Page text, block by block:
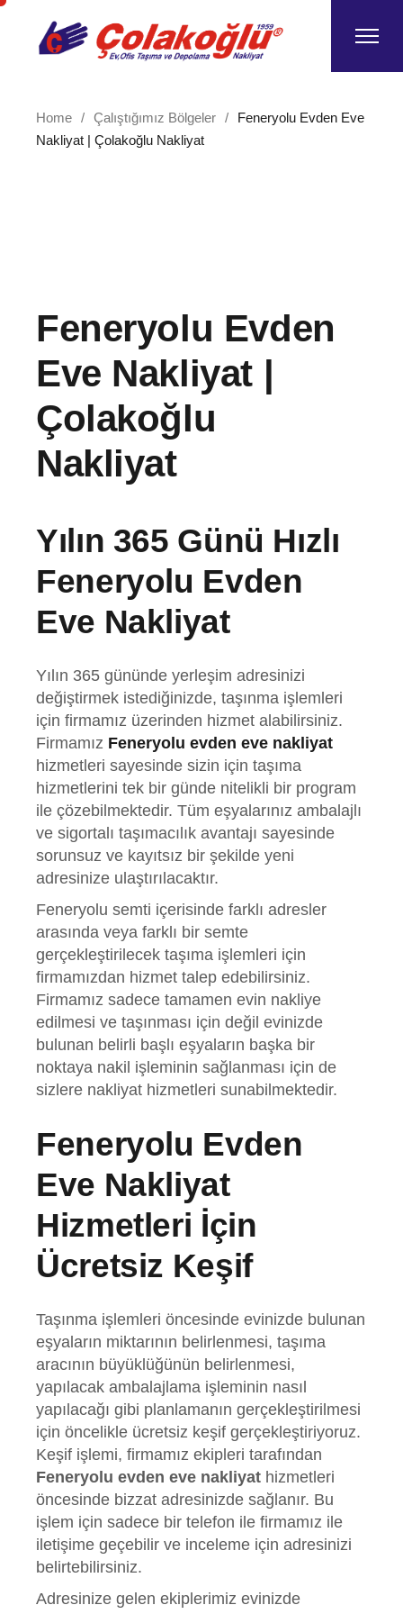
Skip
content
Home Çalıştığımız Bölgeler
Feneryolu Evden Eve
Nakliyat | Çolakoğlu Nakliyat
Feneryolu Evden
Eve Nakliyat |
Çolakoğlu
Nakliyat
Yılın 365 Günü Hızlı
Feneryolu Evden
Eve Nakliyat
Yılın 365 gününde yerleşim adresinizi
değiştirmek istediğinizde, taşınma işlemleri
için firmamız üzerinden hizmet alabilirsiniz.
Firmamız Feneryolu evden eve nakliyat
hizmetleri sayesinde sizin için taşıma
hizmetlerini tek bir günde nitelikli bir program
ile çözebilmektedir. Tüm eşyalarınız ambalajlı
ve sigortalı taşımacılık avantajı sayesinde
sorunsuz ve kayıtsız bir şekilde yeni
adresinize ulaştırılacaktır.
Feneryolu semti içerisinde farklı adresler
arasında veya farklı bir semte
gerçekleştirilecek taşıma işlemleri için
firmamızdan hizmet talep edebilirsiniz.
Firmamız sadece tamamen evin nakliye
edilmesi ve taşınması için değil evinizde
bulunan belirli başlı eşyaların başka bir
noktaya nakil işleminin sağlanması için de
sizlere nakliyat hizmetleri sunabilmektedir.
Feneryolu Evden
Eve Nakliyat
Hizmetleri İçin
Ücretsiz Keşif
Taşınma işlemleri öncesinde evinizde bulunan
eşyaların miktarının belirlenmesi, taşıma
aracının büyüklüğünün belirlenmesi,
yapılacak ambalajlama işleminin nasıl
yapılacağı gibi planlamanın gerçekleştirilmesi
için öncelikle ücretsiz keşif gerçekleştiriyoruz.
Keşif işlemi, firmamız ekipleri tarafından
Feneryolu evden eve nakliyat hizmetleri
öncesinde bizzat adresinizde sağlanır. Bu
işlem için sadece bir telefon ile firmamız ile
iletişime geçebilir ve inceleme için adresinizi
belirtebilirsiniz.
Adresinize gelen ekiplerimiz evinizde